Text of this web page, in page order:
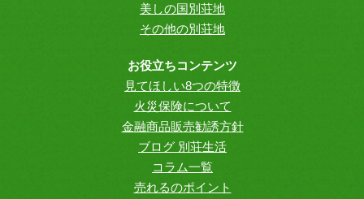
美しの国別荘地
その他の別荘地
お役立ちコンテンツ
見てほしい8つの特徴
火災保険について
金融商品販売勧誘方針
ブログ 別荘生活
コラム一覧
売れるのポイント